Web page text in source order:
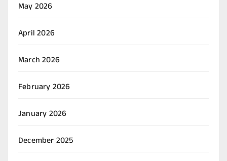
May 2026
April 2026
March 2026
February 2026
January 2026
December 2025